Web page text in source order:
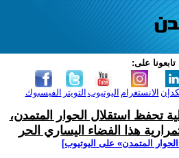
تابعونا على:
الفيسبوك التويتر اليوتيوب الانستغرام
تحفظ استقلال الحوار المتمدن،
هذا الفضاء اليساري الحر
المتمدن» على اليوتيوب]